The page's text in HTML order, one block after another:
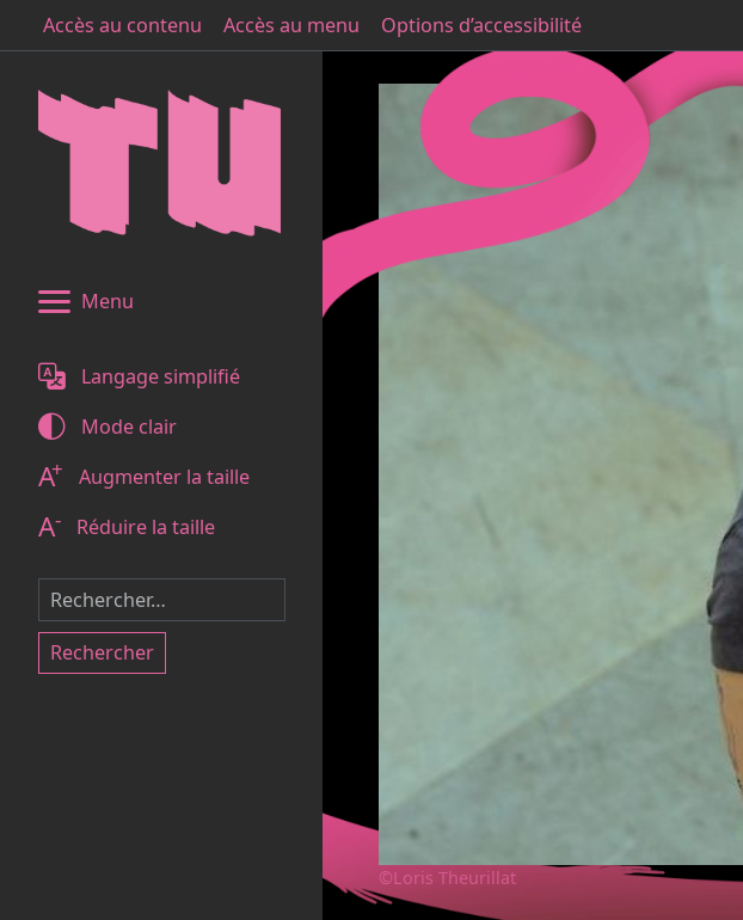
Accès au contenu Accès au menu Options d’accessibilité
Menu
Langage simplifié
Mode clair
A+ Augmenter la taille
A- Réduire la taille
Rechercher
©Loris Theurillat